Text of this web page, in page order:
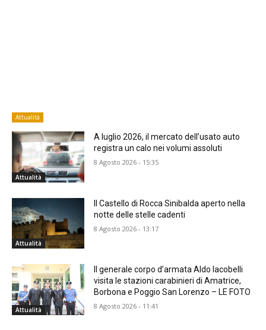
Attualità
Attualità
A luglio 2026, il mercato dell’usato auto
registra un calo nei volumi assoluti
8 Agosto 2026 - 15:35
Attualità
Il Castello di Rocca Sinibalda aperto nella
notte delle stelle cadenti
8 Agosto 2026 - 13:17
Attualità
Il generale corpo d’armata Aldo Iacobelli
visita le stazioni carabinieri di Amatrice,
Borbona e Poggio San Lorenzo – LE FOTO
8 Agosto 2026 - 11:41